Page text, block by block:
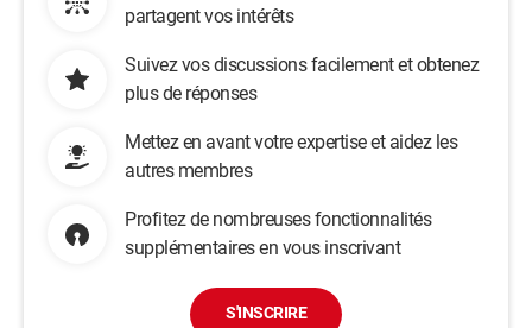
partagent vos intérêts
Suivez vos discussions facilement et obtenez
plus de réponses
Mettez en avant votre expertise et aidez les
autres membres
Profitez de nombreuses fonctionnalités
supplémentaires en vous inscrivant
S'INSCRIRE